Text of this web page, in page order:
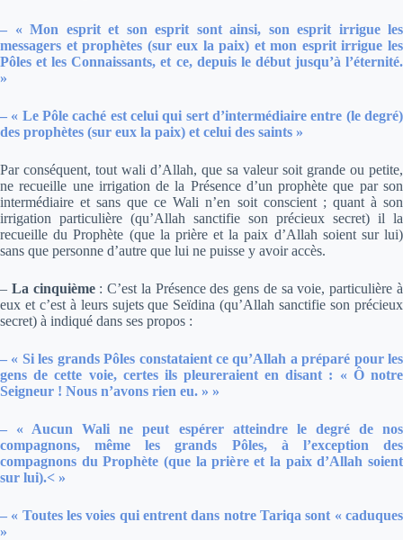
– « Mon esprit et son esprit sont ainsi, son esprit irrigue les
messagers et prophètes (sur eux la paix) et mon esprit irrigue les
Pôles et les Connaissants, et ce, depuis le début jusqu’à l’éternité.
»
– « Le Pôle caché est celui qui sert d’intermédiaire entre (le degré)
des prophètes (sur eux la paix) et celui des saints »
Par conséquent, tout wali d’Allah, que sa valeur soit grande ou petite,
ne recueille une irrigation de la Présence d’un prophète que par son
intermédiaire et sans que ce Wali n’en soit conscient ; quant à son
irrigation particulière (qu’Allah sanctifie son précieux secret) il la
recueille du Prophète (que la prière et la paix d’Allah soient sur lui)
sans que personne d’autre que lui ne puisse y avoir accès.
– La cinquième: C’est la Présence des gens de sa voie, particulière à
eux et c’est à leurs sujets que Seïdina (qu’Allah sanctifie son précieux
secret) à indiqué dans ses propos :
– « Si les grands Pôles constataient ce qu’Allah a préparé pour les
gens de cette voie, certes ils pleureraient en disant : « Ô notre
Seigneur ! Nous n’avons rien eu. » »
– « Aucun Wali ne peut espérer atteindre le degré de nos
compagnons, même les grands Pôles, à l’exception des
compagnons du Prophète (que la prière et la paix d’Allah soient
sur lui).< »
– « Toutes les voies qui entrent dans notre Tariqa sont « caduques
»